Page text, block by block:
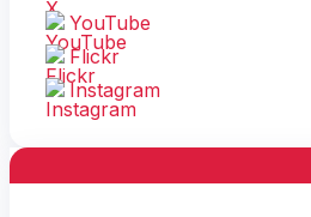
YouTube
Flickr
Instagram